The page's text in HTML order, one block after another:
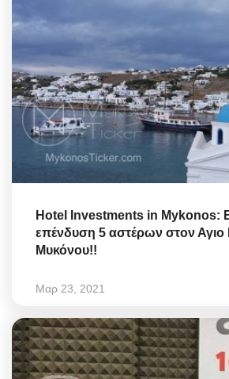
Hotel Investments in Mykonos:
επένδυση 5 αστέρων στον Αγιο
Μυκόνου!!
Μαρ 23, 2021